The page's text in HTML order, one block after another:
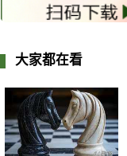
大家都在看